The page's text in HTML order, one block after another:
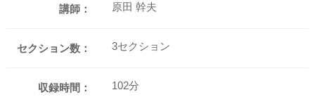
講師： 原田 幹夫
セクション数： 3セクション
収録時間： 102分